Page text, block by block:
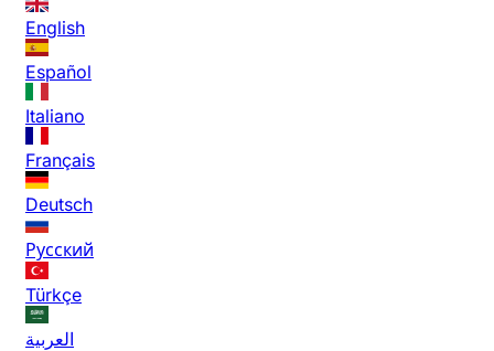
English
Español
Italiano
Français
Deutsch
Русский
Türkçe
العربية